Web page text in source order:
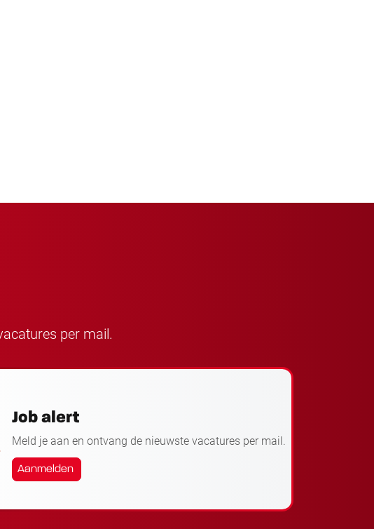
per mail.
Job alert
Meld je aan en ontvang de nieuwste vacatures per mail.
Aanmelden